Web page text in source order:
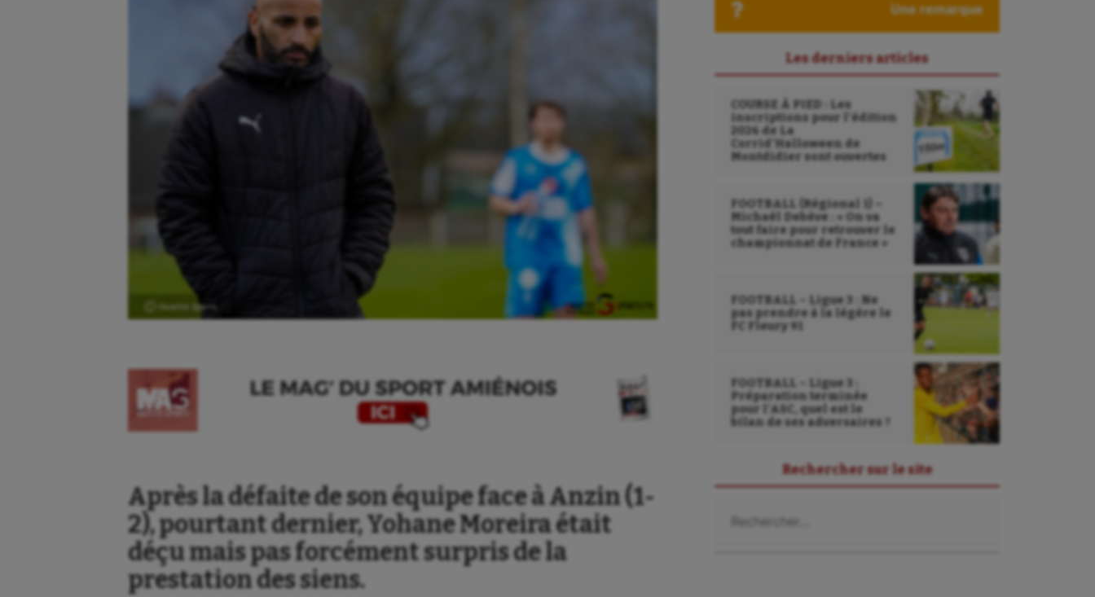
Ⓒ Gazette Sports
Après la défaite de son équipe face à Anzin (1-
2), pourtant dernier, Yohane Moreira était
déçu mais pas forcément surpris de la
prestation des siens.
Une remarque
Les derniers articles
COURSE À PIED : Les
inscriptions pour l’édition
2026 de La
Corrid’Halloween de
Montdidier sont ouvertes
FOOTBALL (Régional 1) –
Michaël Debève : « On va
tout faire pour retrouver le
championnat de France »
FOOTBALL – Ligue 3 : Ne
pas prendre à la légère le
FC Fleury 91
FOOTBALL – Ligue 3 :
Préparation terminée
pour l’ASC, quel est le
bilan de ses adversaires ?
Rechercher sur le site